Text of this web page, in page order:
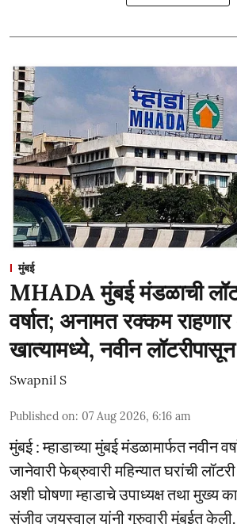
मुंबई
MHADA मुंबई मंडळाची
वर्षात; अनामत रक्कम राहणार
खात्यामध्ये, नवीन
Swapnil S
Published on: 07 Aug 2026, 6:16 am
मुंबई : म्हाडाच्या मुंबई मंडळामार्फत नवीन
जानेवारी फेब्रुवारी महिन्यात घरांची
अशी घोषणा म्हाडाचे उपाध्यक्ष तथा मुख्य
संजीव जयस्वाल यांनी गुरुवारी मुंबईत केली.